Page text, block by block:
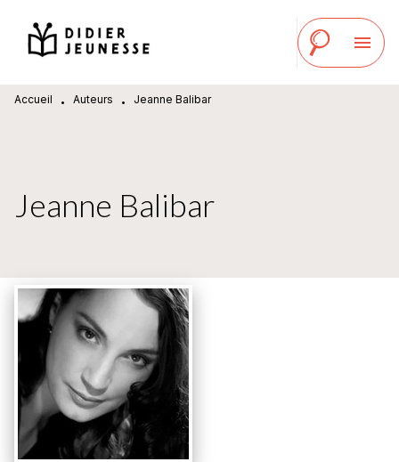
MENU RECHERCHE
PIED DE PAGE
menu
Accueil • Auteurs • Jeanne Balibar
Jeanne Balibar